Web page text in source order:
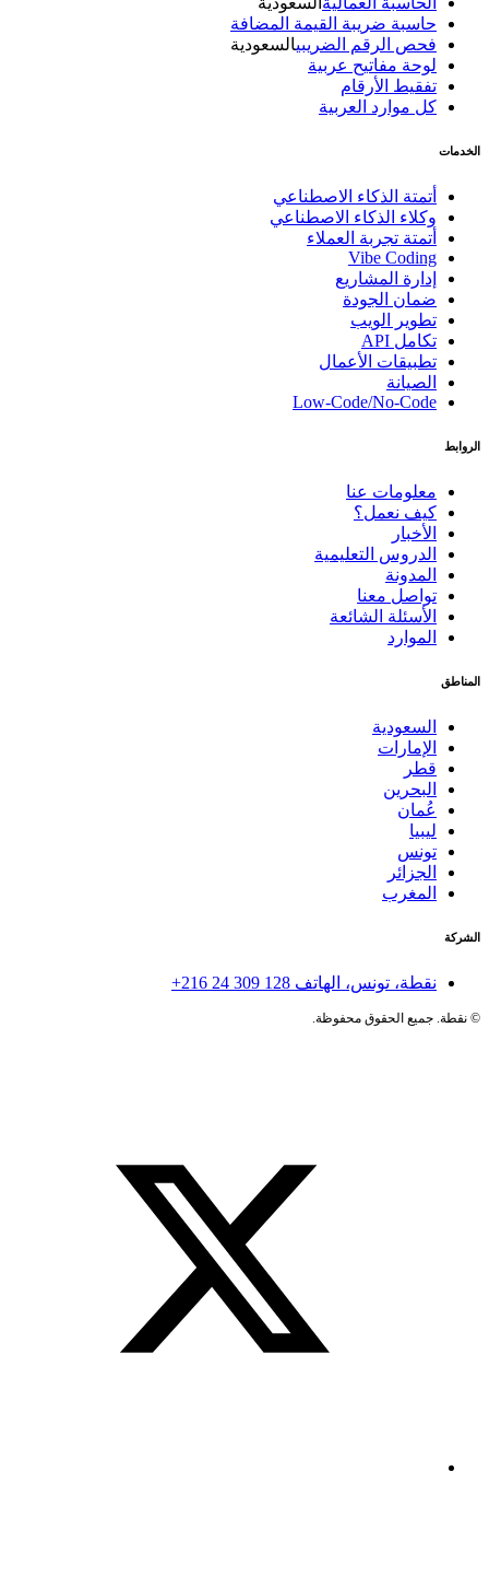
حاسبة ضريبة القيمة المضافة
فحص الرقم الضريبيالسعودية
لوحة مفاتيح عربية
تفقيط الأرقام
كل موارد العربية
الخدمات
أتمتة الذكاء الاصطناعي
وكلاء الذكاء الاصطناعي
أتمتة تجربة العملاء
Vibe Coding
إدارة المشاريع
ضمان الجودة
تطوير الويب
تكامل API
تطبيقات الأعمال
الصيانة
Low-Code/No-Code
الروابط
معلومات عنا
كيف نعمل؟
الأخبار
الدروس التعليمية
المدونة
تواصل معنا
الأسئلة الشائعة
الموارد
المناطق
السعودية
الإمارات
قطر
البحرين
عُمان
ليبيا
تونس
الجزائر
المغرب
الشركة
نقطة، تونس، الهاتف +216 24 309 128
©نقطة. جميع الحقوق محفوظة.